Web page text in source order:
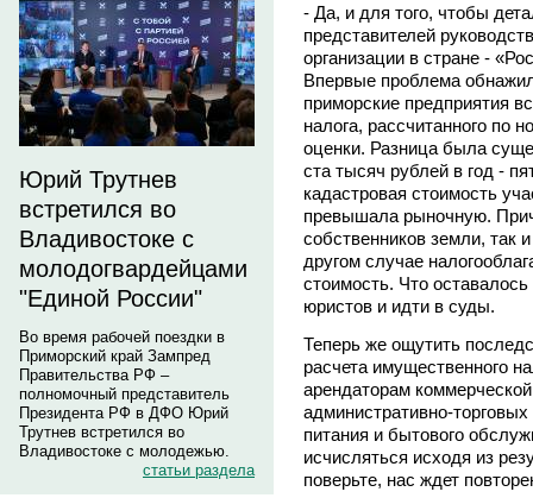
Юрий Трутнев
встретился во
Владивостоке с
молодогвардейцами
"Единой России"
Во время рабочей поездки в
Приморский край Зампред
Правительства РФ –
полномочный представитель
Президента РФ в ДФО Юрий
Трутнев встретился во
Владивостоке с молодежью.
статьи раздела
- Да, и для того, чтобы
представителей
организации в стране -
Впервые проблема
приморские предприятия
налога, рассчитанного по
оценки. Разница была
ста тысяч рублей в год -
кадастровая стоимость
превышала рыночную.
собственников земли, так
другом случае
стоимость. Что
юристов и идти в суды.
Теперь же ощутить
расчета имущественного
арендаторам
административно-
питания и бытового
исчисляться исходя из
поверьте, нас ждет